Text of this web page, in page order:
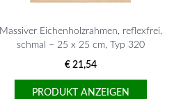
Massiver Eichenholzrahmen, reflexfrei,
schmal – 25 x 25 cm, Typ 320
€ 21,54
PRODUKT ANZEIGEN